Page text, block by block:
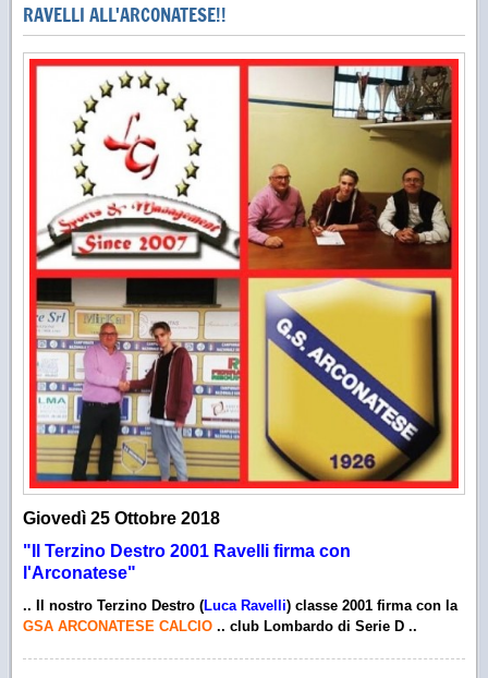
RAVELLI ALL'ARCONATESE!!
Giovedì 25 Ottobre 2018
"Il Terzino Destro 2001 Ravelli firma con
l'Arconatese"
.. Il nostro Terzino Destro (Luca Ravelli) classe 2001 firma con la
GSA ARCONATESE CALCIO .. club Lombardo di Serie D ..